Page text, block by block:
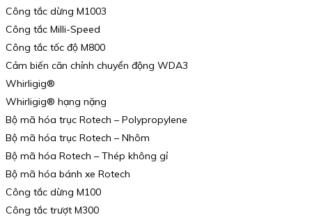
Công tắc dừng M1003
Công tắc Milli-Speed
Công tắc tốc độ M800
Cảm biến căn chỉnh chuyển động WDA3
Whirligig®
Whirligig® hạng nặng
Bộ mã hóa trục Rotech – Polypropylene
Bộ mã hóa trục Rotech – Nhôm
Bộ mã hóa Rotech – Thép không gỉ
Bộ mã hóa bánh xe Rotech
Công tắc dừng M100
Công tắc trượt M300